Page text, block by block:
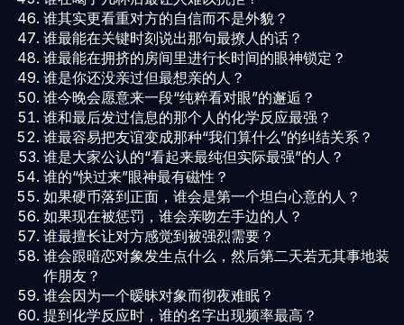
谁其实更看重对方的自信而不是外貌？
谁最能在关键时刻说出那句最撩人的话？
谁最能在拥挤的房间里进行长时间的眼神锁定？
谁是你还没亲过但最想亲的人？
谁今晚会愿意来一段“纯粹看对眼”的邂逅？
谁和最后发过信息的那个人的化学反应最强？
谁最容易把友谊变成那种“我们算什么”的纠结关系？
谁是大家公认的“看起来最纯但实际最强”的人？
谁的“快过来”眼神最有磁性？
如果硬币落到正面，谁会是第一个坦白心意的人？
如果现在被惩罚，谁会亲吻左手边的人？
谁最擅长让对方感觉到被强烈需要？
谁会跟暗恋对象发生点什么，然后第二天若无其事地装
作朋友？
谁会因为一个暧昧对象而彻夜难眠？
提到化学反应时，谁的名字出现频率最高？